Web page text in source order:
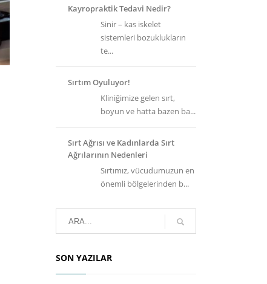
Kayropraktik Tedavi Nedir?
Sinir – kas iskelet
sistemleri bozuklukların
te...
Sırtım Oyuluyor!
Kliniğimize gelen sırt,
boyun ve hatta bazen ba...
Sırt Ağrısı ve Kadınlarda Sırt
Ağrılarının Nedenleri
Sırtımız, vücudumuzun en
önemli bölgelerinden b...
SON YAZILAR